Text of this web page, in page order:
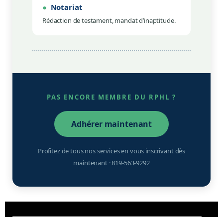
● Notariat
Rédaction de testament, mandat d’inaptitude.
PAS ENCORE MEMBRE DU RPHL ?
Adhérer maintenant
Profitez de tous nos services en vous inscrivant dès
maintenant · 819-563-9292